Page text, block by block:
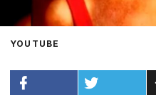
YOUTUBE